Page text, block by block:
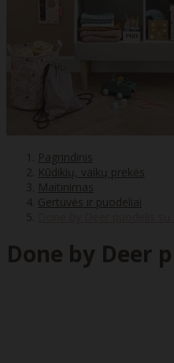
Pagrindinis
Kūdikių, vaikų prekės
Maitinimas
Gertuvės ir puodeliai
Done by Deer